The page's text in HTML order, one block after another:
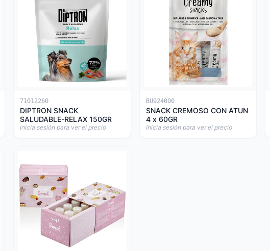
71012260
DIPTRON SNACK
SALUDABLE-RELAX 150GR
Inicia sesión para ver el precio
BU924000
SNACK CREMOSO CON ATUN
4 x 60GR
Inicia sesión para ver el precio